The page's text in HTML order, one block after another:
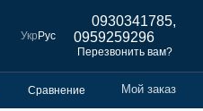
Укр Рус
0930341785,
0959259296
Перезвонить вам?
Сравнение Мой заказ